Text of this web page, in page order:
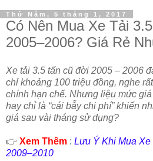
Thứ Năm, 5 tháng 1, 2017
Có Nên Mua Xe Tải
2005–2006? Giá Rẻ
Xe tải 3.5 tấn cũ đời 2005 – 2006
chỉ khoảng 100 triệu đồng, nghe
chính hạn chế. Nhưng liệu mức
hay chỉ là “cái bẫy chi phí” khiến
giá sau vài tháng sử dụng?
👉 Xem Thêm : Lưu Ý Khi Mua
2009–2010